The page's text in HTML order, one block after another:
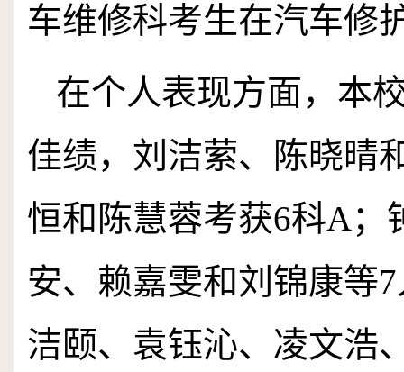
车维修科考生在汽车修
在个人表现方面，本
佳绩，刘洁萦、陈晓晴
恒和陈慧蓉考获6科A；
安、赖嘉雯和刘锦康等7
洁颐、袁钰沁、凌文浩